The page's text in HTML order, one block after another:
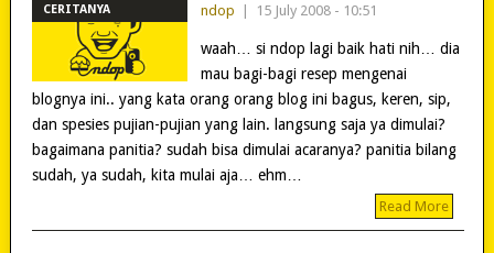
CERITANYA
ndop 15 July 2008 - 10:51
waah… si ndop lagi baik hati nih… dia
mau bagi-bagi resep mengenai
blognya ini.. yang kata orang orang blog ini bagus, keren, sip,
dan spesies pujian-pujian yang lain. langsung saja ya dimulai?
bagaimana panitia? sudah bisa dimulai acaranya? panitia bilang
sudah, ya sudah, kita mulai aja… ehm…
Read More